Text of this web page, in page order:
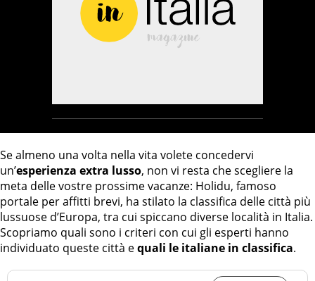
Se almeno una volta nella vita volete concedervi
un’esperienza extra lusso, non vi resta che scegliere la
meta delle vostre prossime vacanze: Holidu, famoso
portale per affitti brevi, ha stilato la classifica delle città più
lussuose d’Europa, tra cui spiccano diverse località in Italia.
Scopriamo quali sono i criteri con cui gli esperti hanno
individuato queste città equali le italiane in classifica.